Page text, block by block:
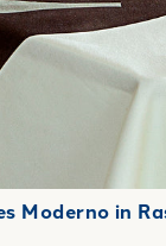
Moderno in